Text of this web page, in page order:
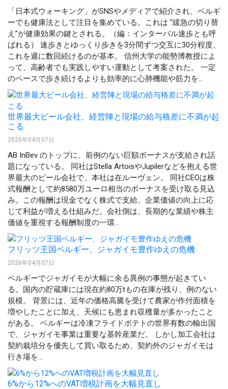
「日本式ウォーキング」がSNSやメディアで紹介され、ベルギ
ーでも健康法として注目を集めている。これは “緩急の切り替
え”が健康効果の鍵とされる。（編：インターバル速歩とも呼
ばれる） 速歩きとゆっくり歩きを3分間ずつ交互に30分程度、
これを週に数回続けるのが基本。 信州大学の能勢博教授によ
って、高齢者でも実践しやすい運動として考案された。 一定
のペースで歩き続けるよりも効率的に心肺機能や筋力を...
世界最大ビール会社、経営陣と現場の給与格差に不満が起
こる
2026年04月07日
AB InBev のトップに、前例のない巨額ボーナスが支給され話
題になっている。 同社はStella ArtoisやJupilerなどを抱える世
界最大のビール会社で、本社は在ルーヴェン。 同社CEOは株
式報酬として約8580万ユーロ相当のボーナスを受け取る見込
み。この報酬は現金でなく株式で支給、企業価値の向上に応
じて利益が増える仕組みだ。会社側は、長期的な業績や株主
価値を重視する報酬制度の一環...
フリッツ王国ベルギー、ジャガイモ豊作ゆえの危機
2026年04月07日
ベルギーでジャガイモが大幅に余る異例の事態が起きてい
る。国内の貯蔵庫には現在約80万tもの在庫が残り、例のない
規模。 背景には、近年の価格高騰を受けて農家が作付面積を
増やしたことに加え、天候にも恵まれ収穫量が多かったこと
がある。 ベルギーは冷凍フライドポテトの世界有数の輸出国
で、ジャガイモ事業は重要な基幹産業だ。 しかし加工会社は
契約栽培分を優先して買い取るため、契約外のジャガイモは
行き場を...
6%から12%へのVAT増税計画を大幅見直し